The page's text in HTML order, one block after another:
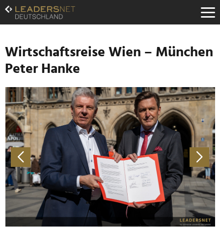
Zum
Inhalt
Zur
Navigation
Zur
Hauptnavigation
Wirtschaftsreise Wien – München
Peter Hanke